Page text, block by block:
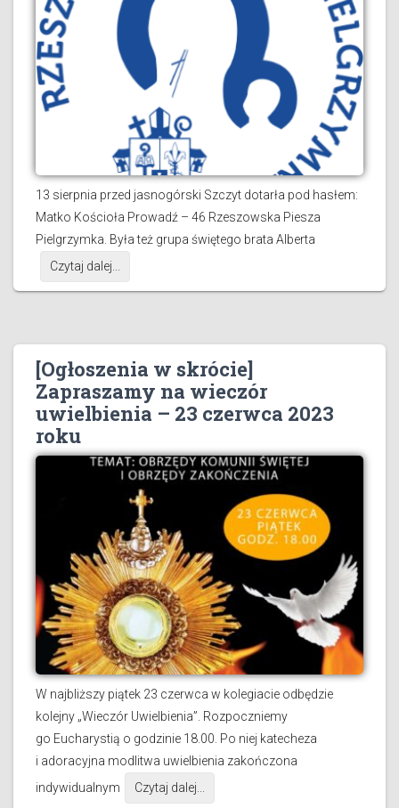
13 sierpnia przed jasnogórski Szczyt dotarła pod hasłem:
Matko Kościoła Prowadź – 46 Rzeszowska Piesza
Pielgrzymka. Była też grupa świętego brata Alberta
Czytaj dalej...
[Ogłoszenia w skrócie]
Zapraszamy na wieczór
uwielbienia – 23 czerwca 2023
roku
W najbliższy piątek 23 czerwca w kolegiacie odbędzie
kolejny „Wieczór Uwielbienia”. Rozpoczniemy
go Eucharystią o godzinie 18.00. Po niej katecheza
i adoracyjna modlitwa uwielbienia zakończona
indywidualnym
Czytaj dalej...